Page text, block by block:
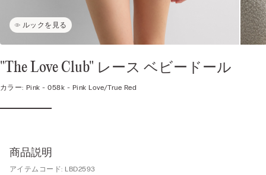
ルックを見る
"The Love Club" レース ベビードール
カラー: Pink -058k - Pink Love/true Red
商品説明
アイテムコード: LBD2593